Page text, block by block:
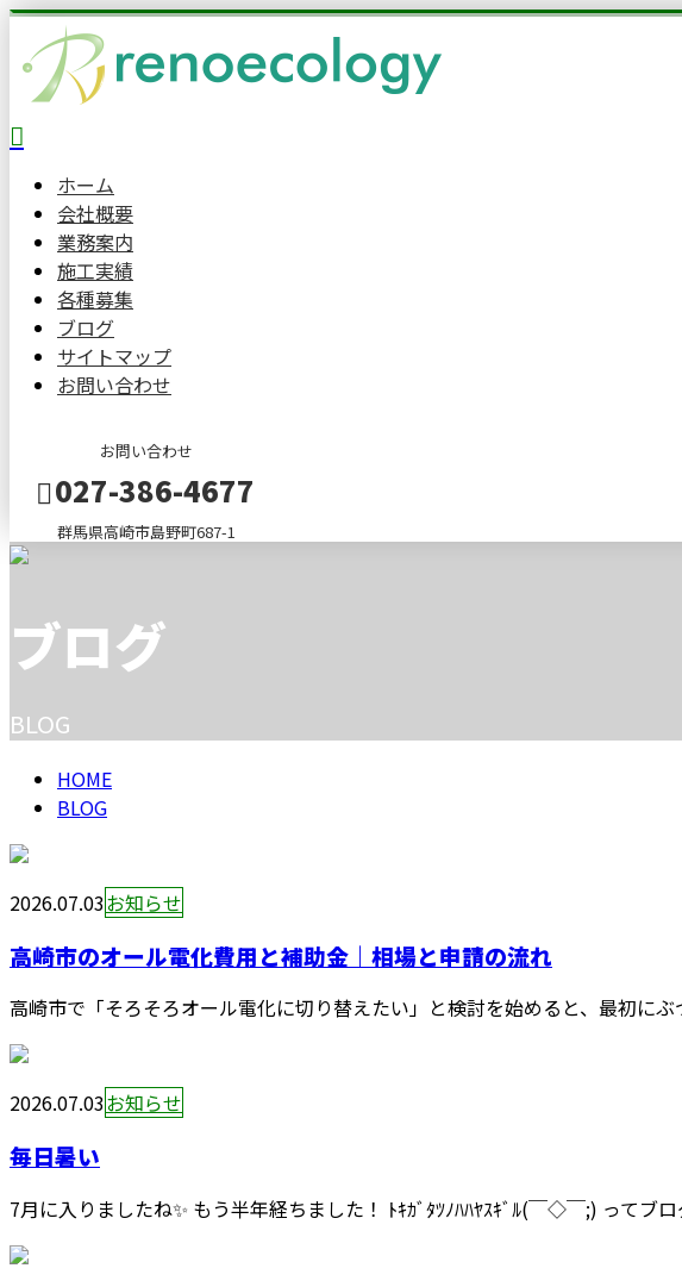
ホーム
会社概要
業務案内
施工実績
各種募集
ブログ
サイトマップ
お問い合わせ
お問い合わせ
027-386-4677
群馬県高崎市島野町687-1
ブログ
BLOG
HOME
BLOG
2026.07.03お知らせ
高崎市のオール電化費用と補助金｜相場と申請の流れ
高崎市で「そろそろオール電化に切り替えたい」と検討を始めると、最初に
2026.07.03お知らせ
毎日暑い
7月に入りましたね✨ もう半年経ちました！ ﾄｷｶﾞﾀﾂﾉﾊﾊﾔｽｷﾞﾙ(￣◇￣;) ってブ